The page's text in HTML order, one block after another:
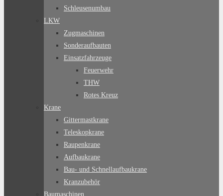
Schleusenumbau
LKW
Zugmaschinen
Sonderaufbauten
Einsatzfahrzeuge
Feuerwehr
THW
Rotes Kreuz
Krane
Gittermastkrane
Teleskopkrane
Raupenkrane
Aufbaukrane
Bau- und Schnellaufbaukrane
Kranzubehör
Baumaschinen